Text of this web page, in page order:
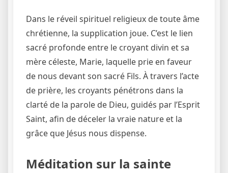
Dans le réveil spirituel religieux de toute âme
chrétienne, la supplication joue. C’est le lien
sacré profonde entre le croyant divin et sa
mère céleste, Marie, laquelle prie en faveur
de nous devant son sacré Fils. À travers l’acte
de prière, les croyants pénétrons dans la
clarté de la parole de Dieu, guidés par l’Esprit
Saint, afin de déceler la vraie nature et la
grâce que Jésus nous dispense.
Méditation sur la sainte